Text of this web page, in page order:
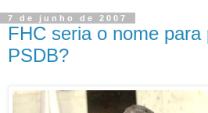
7 de junho de 2007
FHC seria o nome para
PSDB?